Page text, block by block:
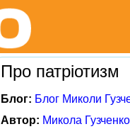
Про патріотизм
Блог: Блог Миколи
Автор: Микола Гузченко